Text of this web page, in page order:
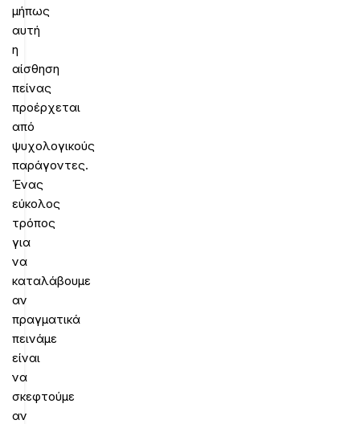
μήπως
αυτή
η
αίσθηση
πείνας
προέρχεται
από
ψυχολογικούς
παράγοντες.
Ένας
εύκολος
τρόπος
για
να
καταλάβουμε
αν
πραγματικά
πεινάμε
είναι
να
σκεφτούμε
αν